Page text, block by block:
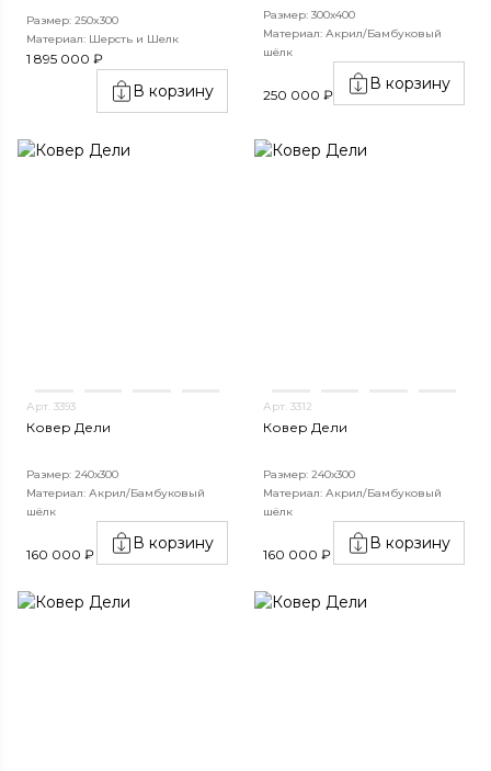
Размер: 250x300
Материал: Шерсть и Шелк
1 895 000 ₽
В корзину
Размер: 300х400
Материал: Акрил/Бамбуковый
шёлк
250 000 ₽
В корзину
Арт. 3393
Ковер Дели
Размер: 240х300
Материал: Акрил/Бамбуковый
шёлк
160 000 ₽
В корзину
Арт. 3312
Ковер Дели
Размер: 240х300
Материал: Акрил/Бамбуковый
шёлк
160 000 ₽
В корзину